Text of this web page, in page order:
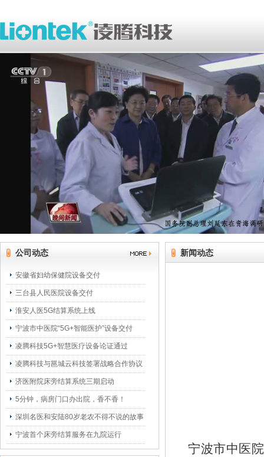
新闻动态
宁波市中医
公司动态
安徽省妇幼保健院设备交付
三台县人民医院设备交付
淮安人医5G结算系统上线
宁波市中医院“5G+智能医护”设备交付
凌腾科技5G+智慧医疗设备论证通过
凌腾科技与邕城云科技签署战略合作协议
济医附院床旁结算系统三期启动
5分钟，病房门口办出院，香不香！
深圳名医和安陆80岁老农不得不说的故事
宁波首个床旁结算服务在九院运行